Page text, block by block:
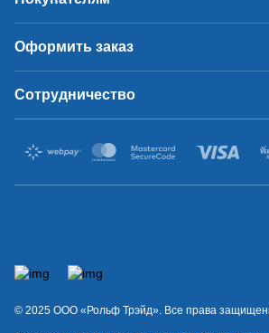
Оформить заказ
Сотрудничество
© 2025 OOO «Рольф Трэйд». Все права